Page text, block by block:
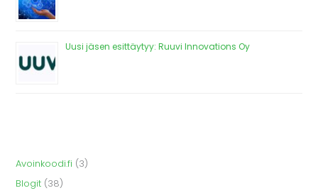
Uusi jäsen esittäytyy: Ruuvi Innovations Oy
Avoinkoodi.fi (3)
Blogit (38)